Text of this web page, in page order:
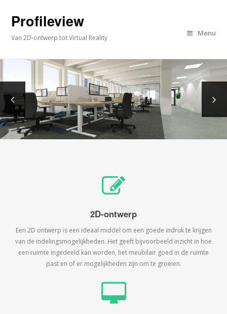
Profileview
Van 2D-ontwerp tot Virtual Reality
Menu
2D-ontwerp
Een 2D ontwerp is een ideaal middel om een goede indruk te krijgen
van de indelingsmogelijkheden. Het geeft bijvoorbeeld inzicht in hoe
een ruimte ingedeeld kan worden, het meubilair goed in de ruimte
past en of er mogelijkheden zijn om te groeien.